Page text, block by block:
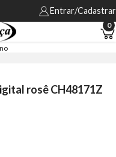
Entrar/Cadastrar
0
rosê CH48171Z